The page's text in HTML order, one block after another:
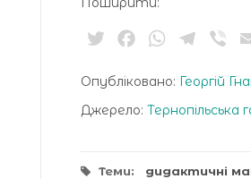
TwitterFacebookWhatsApp
Опубліковано: Георгій
Джерело: Тернопільська
Теми: дидактичні